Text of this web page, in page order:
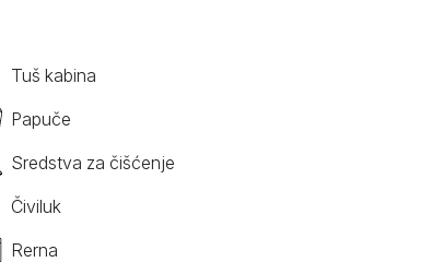
Tuš kabina
Papuče
Sredstva za čišćenje
Čiviluk
Rerna